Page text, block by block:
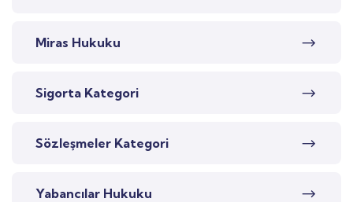
Miras Hukuku
Sigorta Kategori
Sözleşmeler Kategori
Yabancılar Hukuku